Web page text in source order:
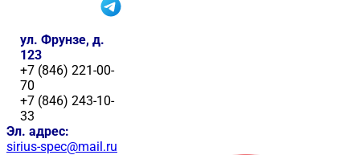
ул. Фрунзе, д.
123
+7 (846) 221-00-
70
+7 (846) 243-10-
33
Эл. адрес:
sirius-spec@mail.ru